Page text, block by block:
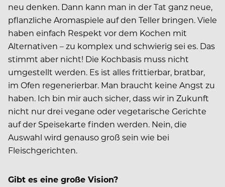
neu denken. Dann kann man in der Tat ganz neue,
pflanzliche Aromaspiele auf den Teller bringen. Viele
haben einfach Respekt vor dem Kochen mit
Alternativen – zu komplex und schwierig sei es. Das
stimmt aber nicht! Die Kochbasis muss nicht
umgestellt werden. Es ist alles frittierbar, bratbar,
im Ofen regenerierbar. Man braucht keine Angst zu
haben. Ich bin mir auch sicher, dass wir in Zukunft
nicht nur drei vegane oder vegetarische Gerichte
auf der Speisekarte finden werden. Nein, die
Auswahl wird genauso groß sein wie bei
Fleischgerichten.
Gibt es eine große Vision?